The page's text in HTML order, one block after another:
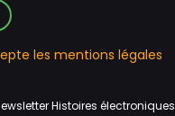
les mentions légales
Histoires électroniques